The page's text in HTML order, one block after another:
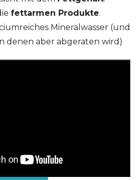
fettarmen Produkte.
Mineralwasser (und
denen aber abgeraten wird)